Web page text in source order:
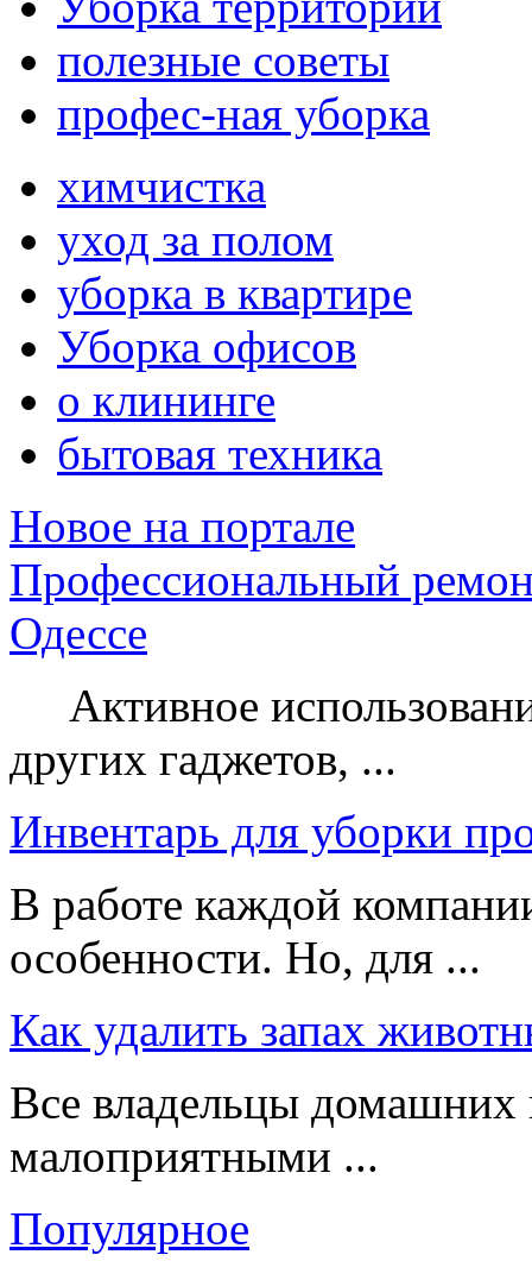
полезные советы
профес-ная уборка
химчистка
уход за полом
уборка в квартире
Уборка офисов
о клининге
бытовая техника
Новое на портале
Профессиональный
Одессе
Активное
других гаджетов, ...
Инвентарь для уборки
В работе каждой
особенности. Но, для ...
Как удалить запах
Все владельцы домашних
малоприятными ...
Популярное